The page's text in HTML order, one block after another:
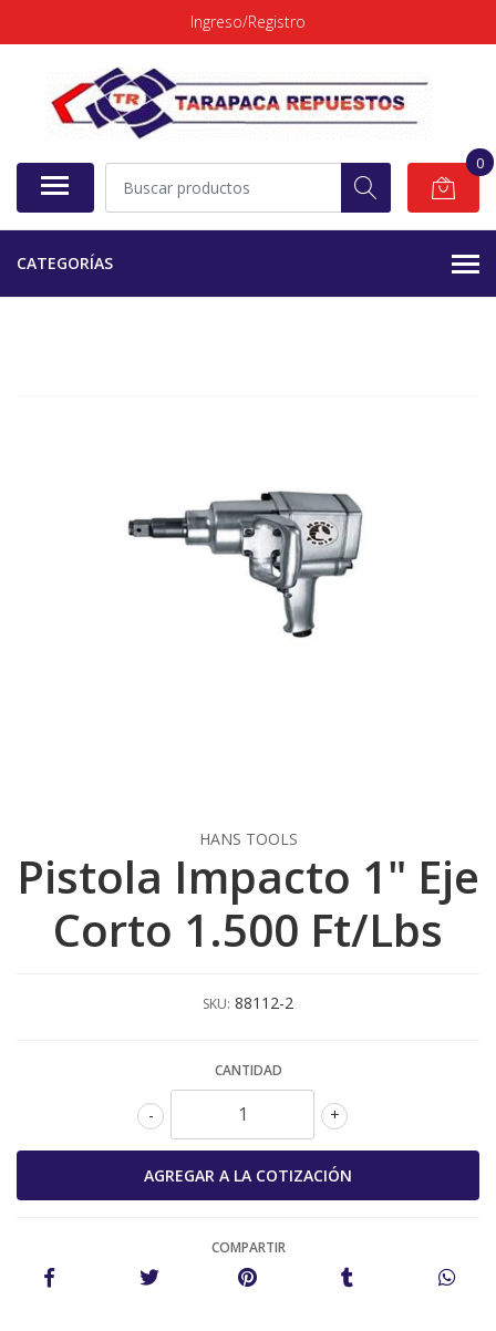
Ingreso/Registro
0
CATEGORÍAS
HANS TOOLS
Pistola Impacto 1" Eje
Corto 1.500 Ft/Lbs
SKU: 88112-2
CANTIDAD
+
-
COMPARTIR